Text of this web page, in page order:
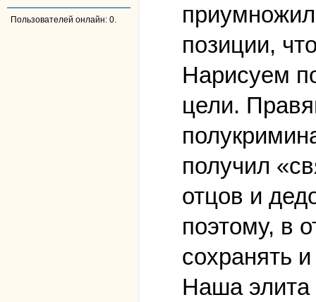
Пользователей онлайн: 0.
позиции,
Нарисуем
цели.
получил
отцов и
поэтому, в
сохранять
Наша элита